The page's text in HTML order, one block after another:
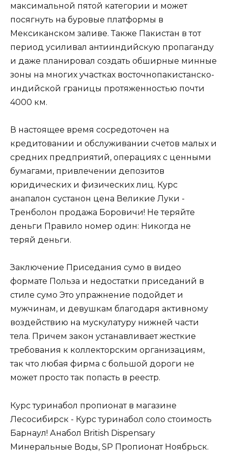
максимальной пятой категории и может
посягнуть на буровые платформы в
Мексиканском заливе. Также Пакистан в тот
период усиливал антииндийскую пропаганду
и даже планировал создать обширные минные
зоны на многих участках восточнопакистанско-
индийской границы протяженностью почти
4000 км.
В настоящее время сосредоточен на
кредитовании и обслуживании счетов малых и
средних предприятий, операциях с ценными
бумагами, привлечении депозитов
юридических и физических лиц. Курс
анапалон сустанон цена Великие Луки -
Тренболон продажа Боровичи! Не теряйте
деньги Правило номер один: Никогда не
теряй деньги.
Заключение Приседания сумо в видео
формате Польза и недостатки приседаний в
стиле сумо Это упражнение подойдет и
мужчинам, и девушкам благодаря активному
воздействию на мускулатуру нижней части
тела. Причем закон устанавливает жесткие
требования к коллекторским организациям,
так что любая фирма с большой дороги не
может просто так попасть в реестр.
Курс туринабол пропионат в магазине
Лесосибирск - Курс туринабол соло стоимость
Барнаул! Анабол British Dispensary
Минеральные Воды, SP Пропионат Ноябрьск.